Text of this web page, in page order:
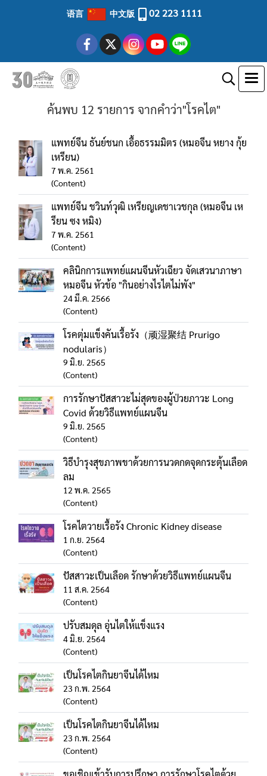
语言 中文版 02 223 1111
ค้นพบ 12 รายการ จากคำว่า"โรคไต"
แพทย์จีน ธันย์ชนก เอื้อธรรมมิตร (หมอจีน หยาง กุ้ย
เหรียน)
7 พ.ค. 2561
(Content)
แพทย์จีน ชวินท์วุฒิ เหรียญเดชาเวชกุล (หมอจีน เห
รียน ซง หมิง)
7 พ.ค. 2561
(Content)
คลินิกการแพทย์แผนจีนหัวเฉียว จัดเสวนาภาษา
หมอจีน หัวข้อ "กินอย่างไรไตไม่พัง"
24 มี.ค. 2566
(Content)
โรคตุ่มแข็งคันเรื้อรัง（顽湿聚结 Prurigo
nodularis）
9 มิ.ย. 2565
(Content)
การรักษาปัสสาวะไม่สุดของผู้ป่วยภาวะ Long
Covid ด้วยวิธีแพทย์แผนจีน
9 มิ.ย. 2565
(Content)
วิธีบำรุงสุขภาพขาด้วยการนวดกดจุดกระตุ้นเลือด
ลม
12 พ.ค. 2565
(Content)
โรคไตวายเรื้อรัง Chronic Kidney disease
1 ก.ย. 2564
(Content)
ปัสสาวะเป็นเลือด รักษาด้วยวิธีแพทย์แผนจีน
11 ส.ค. 2564
(Content)
ปรับสมดุล อุ่นไตให้แข็งแรง
4 มิ.ย. 2564
(Content)
เป็นโรคไตกินยาจีนได้ไหม
23 ก.พ. 2564
(Content)
เป็นโรคไตกินยาจีนได้ไหม
23 ก.พ. 2564
(Content)